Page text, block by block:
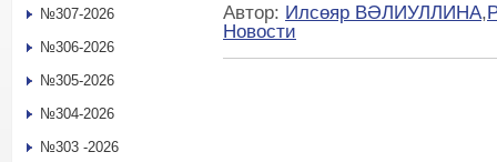
Автор: Илсөяр ВӘЛИУЛЛИНА,
Новости
№307-2026
№306-2026
№305-2026
№304-2026
№303 -2026